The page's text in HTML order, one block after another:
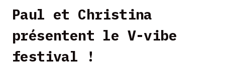
Paul et Christina
présentent le V-vibe
festival !